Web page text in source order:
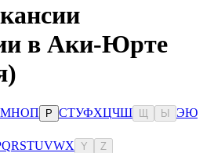
в Аки-Юрте
МНОП Р СТУФХЦЧШ Ы ЭЮ
QRSTUVWX Y Z